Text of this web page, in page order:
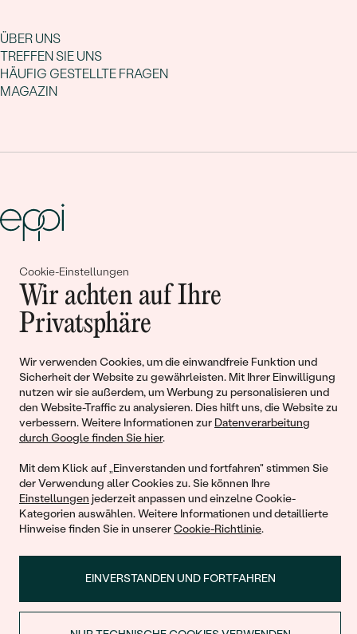
Cookie-Einstellungen
Wir achten auf Ihre
Privatsphäre
Wir verwenden Cookies, um die einwandfreie Funktion und
Sicherheit der Website zu gewährleisten. Mit Ihrer Einwilligung
nutzen wir sie außerdem, um Werbung zu personalisieren und
den Website-Traffic zu analysieren. Dies hilft uns, die Website zu
verbessern. Weitere Informationen zur Datenverarbeitung
durch Google finden Sie hier.
Mit dem Klick auf „Einverstanden und fortfahren" stimmen Sie
der Verwendung aller Cookies zu. Sie können Ihre
Einstellungen jederzeit anpassen und einzelne Cookie-
Kategorien auswählen. Weitere Informationen und detaillierte
Hinweise finden Sie in unsererCookie-Richtlinie.
EINVERSTANDEN UND FORTFAHREN
ÜBER UNS
TREFFEN SIE UNS
HÄUFIG GESTELLTE FRAGEN
MAGAZIN
Gemeinsam erschaffen wir
Geschichten von Schönheit und
Liebe
Begleiten Sie uns!